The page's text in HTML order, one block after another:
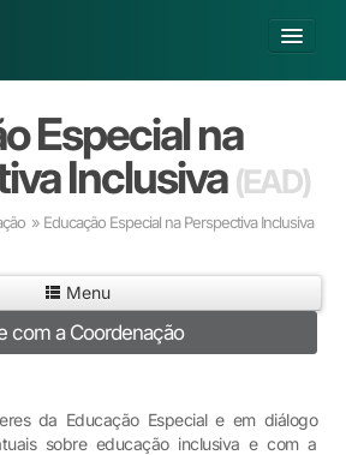
Já sou Aluno
Matricule-se
Especial na
Inclusiva (EAD)
» Educação Especial na Perspectiva Inclusiva
Menu
com a Coordenação
da Educação Especial e em diálogo
sobre educação inclusiva e com a